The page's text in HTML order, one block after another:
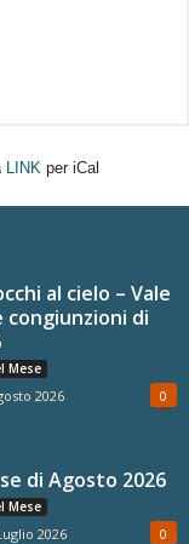
LINK per iCal
al cielo – Vale
congiunzioni di
Mese
2026 0
di Agosto 2026
Mese
2026 0